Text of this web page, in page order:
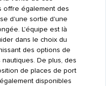
offre également des
d'une sortie d'une
L'équipe est là
dans le choix du
des options de
De plus, des
de places de port
disponibles